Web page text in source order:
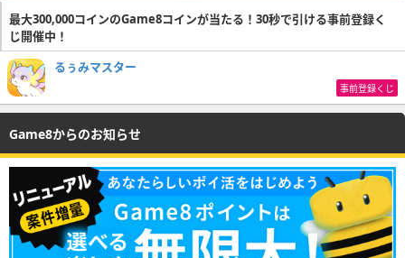
最大300,000コインのGame8コインが当たる！30秒で引ける事前登録く
じ開催中！
るぅみマスター
事前登録くじ
Game8からのお知らせ